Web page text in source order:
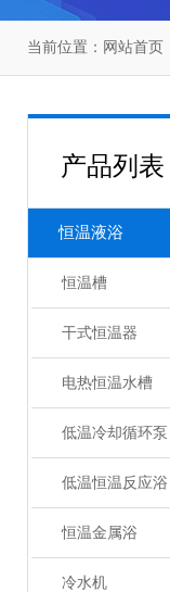
当前位置： 网站首页
产品列表
恒温液浴
恒温槽
干式恒温器
电热恒温水槽
低温冷却循环泵
低温恒温反应浴
恒温金属浴
冷水机